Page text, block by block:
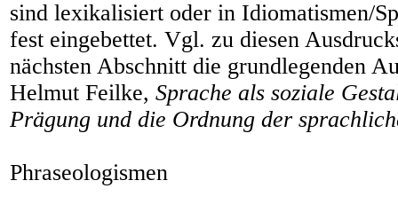
sind lexikalisiert oder in Idiomatismen/
fest eingebettet. Vgl. zu diesen
nächsten Abschnitt die grundlegenden
Helmut Feilke, Sprache als soziale
Prägung und die Ordnung der
Phraseologismen